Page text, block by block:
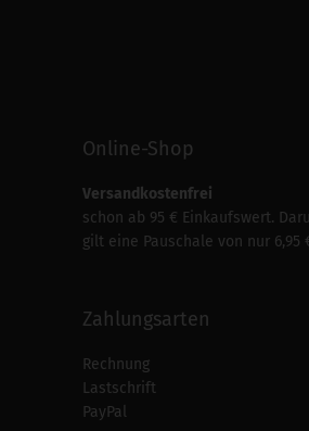
Online-Shop
Versandkostenfrei
schon ab 95 € Einkaufswert.
gilt eine Pauschale von nur 6,95
Zahlungsarten
Rechnung
Lastschrift
PayPal